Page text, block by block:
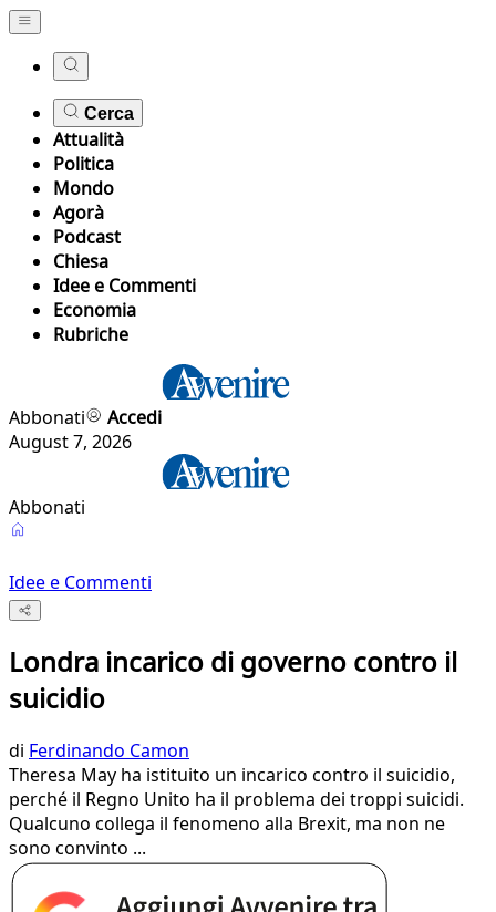
Cerca
Attualità
Politica
Mondo
Agorà
Podcast
Chiesa
Idee e Commenti
Economia
Rubriche
Abbonati
Accedi
August 7, 2026
Abbonati
Idee e Commenti
Londra incarico di governo contro il
suicidio
di Ferdinando Camon
Theresa May ha istituito un incarico contro il suicidio,
perché il Regno Unito ha il problema dei troppi suicidi.
Qualcuno collega il fenomeno alla Brexit, ma non ne
sono convinto ...